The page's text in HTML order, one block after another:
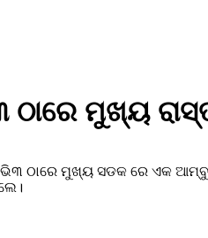
ମୁଖ୍ୟ
ଠାରେ ମୁଖ୍ୟ ସଡକ ରେ ଏକ